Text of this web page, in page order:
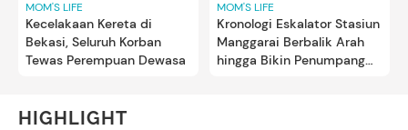
MOM'S LIFE
Kecelakaan Kereta di
Bekasi, Seluruh Korban
Tewas Perempuan Dewasa
MOM'S LIFE
Kronologi Eskalator Stasiun
Manggarai Berbalik Arah
hingga Bikin Penumpang
HIGHLIGHT